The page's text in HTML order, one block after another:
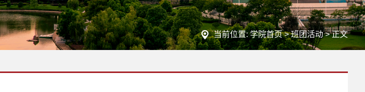
当前位置:学院首页>班团活动> 正文